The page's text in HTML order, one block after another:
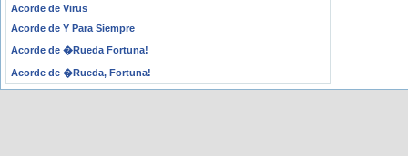
Acorde de Virus
Acorde de Y Para Siempre
Acorde de �Rueda Fortuna!
Acorde de �Rueda, Fortuna!